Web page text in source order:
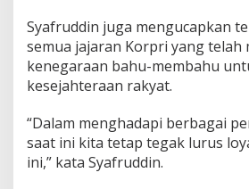
Syafruddin juga mengucapkan
semua jajaran Korpri yang telah
kenegaraan bahu-membahu
kesejahteraan rakyat.
“Dalam menghadapi berbagai
saat ini kita tetap tegak lurus
ini,” kata Syafruddin.